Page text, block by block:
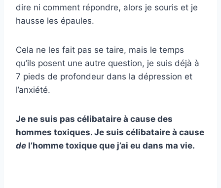
dire ni comment répondre, alors je souris et je
hausse les épaules.
Cela ne les fait pas se taire, mais le temps
qu’ils posent une autre question, je suis déjà à
7 pieds de profondeur dans la dépression et
l’anxiété.
Je ne suis pas célibataire à cause des
hommes toxiques. Je suis célibataire à cause
de l’homme toxique que j’ai eu dans ma vie.